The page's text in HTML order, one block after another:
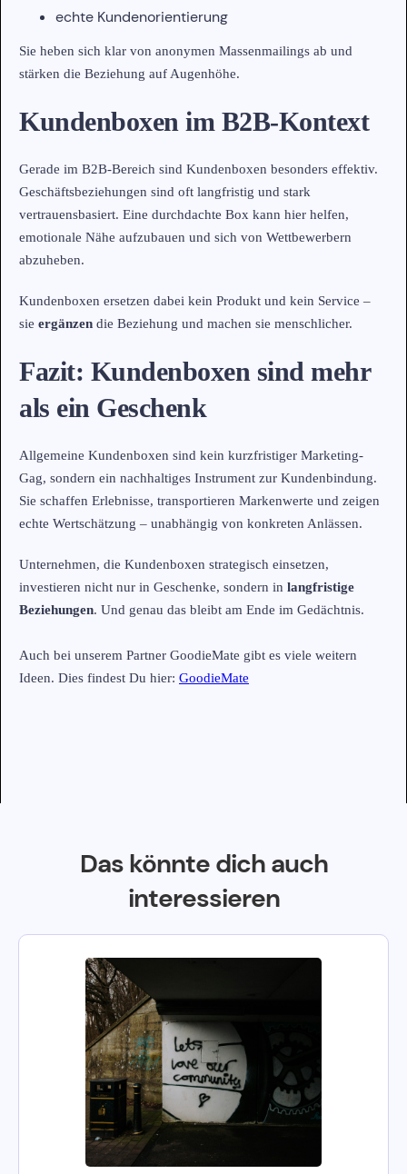
echte Kundenorientierung
Sie heben sich klar von anonymen Massenmailings ab und
stärken die Beziehung auf Augenhöhe.
Kundenboxen im B2B-Kontext
Gerade im B2B-Bereich sind Kundenboxen besonders effektiv.
Geschäftsbeziehungen sind oft langfristig und stark
vertrauensbasiert. Eine durchdachte Box kann hier helfen,
emotionale Nähe aufzubauen und sich von Wettbewerbern
abzuheben.
Kundenboxen ersetzen dabei kein Produkt und kein Service –
sie ergänzen die Beziehung und machen sie menschlicher.
Fazit: Kundenboxen sind mehr
als ein Geschenk
Allgemeine Kundenboxen sind kein kurzfristiger Marketing-
Gag, sondern ein nachhaltiges Instrument zur Kundenbindung.
Sie schaffen Erlebnisse, transportieren Markenwerte und zeigen
echte Wertschätzung – unabhängig von konkreten Anlässen.
Unternehmen, die Kundenboxen strategisch einsetzen,
investieren nicht nur in Geschenke, sondern in langfristige
Beziehungen. Und genau das bleibt am Ende im Gedächtnis.
Auch bei unserem Partner GoodieMate gibt es viele weitern
Ideen. Dies findest Du hier: GoodieMate
Das könnte dich auch
interessieren